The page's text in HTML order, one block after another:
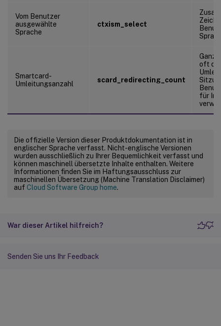
Vom Benutzer
ausgewählte
Sprache
ctxism_select
Smartcard-
Umleitungsanzahl
scard_redirecting_count
oft
für In-
Die offizielle Version dieser Produktdokumentation ist in
englischer Sprache verfasst. Nicht-englische Versionen
wurden ausschließlich zu Ihrer Bequemlichkeit verfasst und
können maschinell übersetzte Inhalte enthalten. Weitere
Informationen finden Sie im Haftungsausschluss zur
maschinellen Übersetzung (Machine Translation Disclaimer)
auf Cloud Software Group home.
War dieser Artikel hilfreich?
Senden Sie uns Ihr Feedback